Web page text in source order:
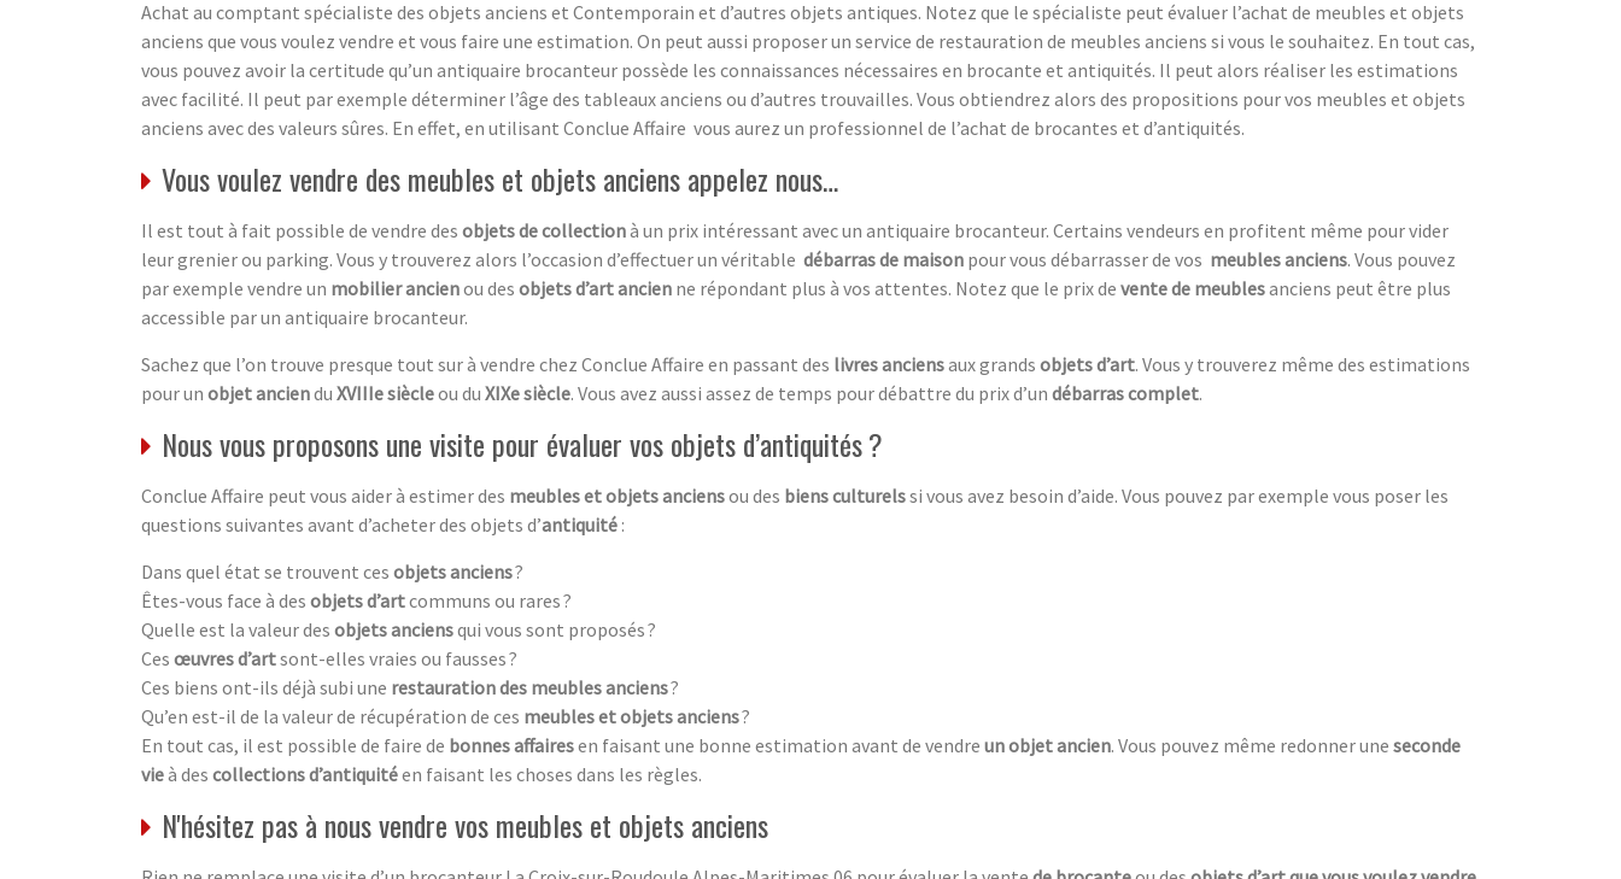
Achat au comptant spécialiste des objets anciens et Contemporain et d’autres objets antiques. Notez que le spécialiste peut évaluer l’achat de meubles et objets
anciens que vous voulez vendre et vous faire une estimation. On peut aussi proposer un service de restauration de meubles anciens si vous le souhaitez. En tout cas,
vous pouvez avoir la certitude qu’un antiquaire brocanteur possède les connaissances nécessaires en brocante et antiquités. Il peut alors réaliser les estimations
avec facilité. Il peut par exemple déterminer l’âge des tableaux anciens ou d’autres trouvailles. Vous obtiendrez alors des propositions pour vos meubles et objets
anciens avec des valeurs sûres. En effet, en utilisant Conclue Affaire vous aurez un professionnel de l’achat de brocantes et d’antiquités.
Vous voulez vendre des meubles et objets anciens appelez nous…
Il est tout à fait possible de vendre des objets de collectionà un prix intéressant avec un antiquaire brocanteur. Certains vendeurs en profitent même pour vider
leur grenier ou parking. Vous y trouverez alors l’occasion d’effectuer un véritable débarras de maison pour vous débarrasser de vos meubles anciens. Vous pouvez
par exemple vendre un mobilier ancienou des objets d’art ancien ne répondant plus à vos attentes. Notez que le prix de vente de meublesanciens peut être plus
accessible par un antiquaire brocanteur.
Sachez que l’on trouve presque tout sur à vendre chez Conclue Affaire en passant des livres anciensaux grands objets d’art. Vous y trouverez même des estimations
pour un objet anciendu XVIIIe siècleou du XIXe siècle. Vous avez aussi assez de temps pour débattre du prix d’un débarras complet.
Nous vous proposons une visite pour évaluer vos objets d’antiquités ?
Conclue Affaire peut vous aider à estimer des meubles et objets anciensou des biens culturelssi vous avez besoin d’aide. Vous pouvez par exemple vous poser les
questions suivantes avant d’acheter des objets d’antiquité :
Dans quel état se trouvent ces objets anciens?
Êtes-vous face à des objets d’artcommuns ou rares ?
Quelle est la valeur des objets anciensqui vous sont proposés ?
Ces œuvres d’artsont-elles vraies ou fausses ?
Ces biens ont-ils déjà subi une restauration des meubles anciens?
Qu’en est-il de la valeur de récupération de ces meubles et objets anciens?
En tout cas, il est possible de faire de bonnes affairesen faisant une bonne estimation avant de vendre un objet ancien. Vous pouvez même redonner une seconde
vieà des collections d’antiquitéen faisant les choses dans les règles.
N'hésitez pas à nous vendre vos meubles et objets anciens